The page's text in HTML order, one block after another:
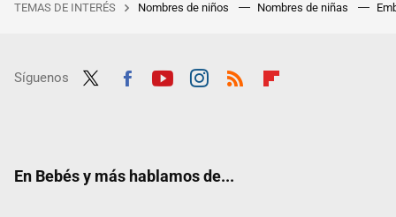
TEMAS DE INTERÉS Nombres de niños Nombres de niñas
Síguenos
En Bebés y más hablamos de...